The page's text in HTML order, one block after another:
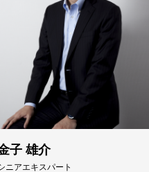
子 雄介
ニアエキスパート